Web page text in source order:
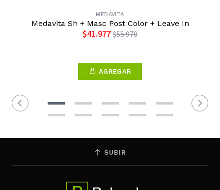
MEDAVITA
Medavita Sh + Masc Post Color + Leave In
$41.977 $55.970
AGREGAR
SUBIR